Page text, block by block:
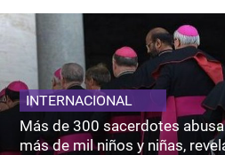
INTERNACIONAL
Más de 300 sacerdotes
más de mil niños y niñas,